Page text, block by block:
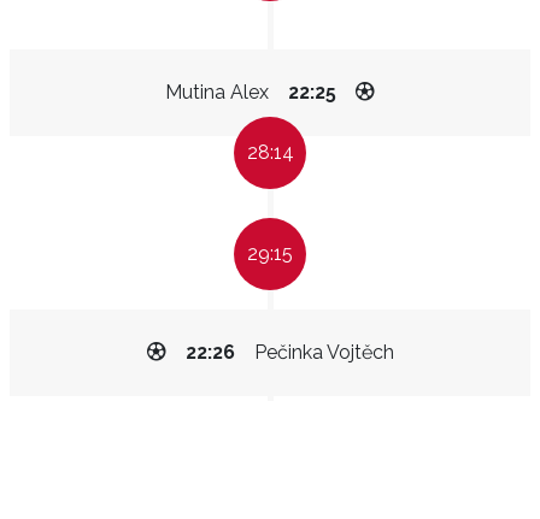
Mutina Alex 22:25
28:14
29:15
Pečinka Vojtěch
22:26